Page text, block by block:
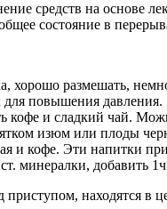
средств на основе
состояние в
хорошо размешать,
повышения давления.
и сладкий чай.
изюм или плоды
и кофе. Эти напитки
минералки, добавить
находятся в